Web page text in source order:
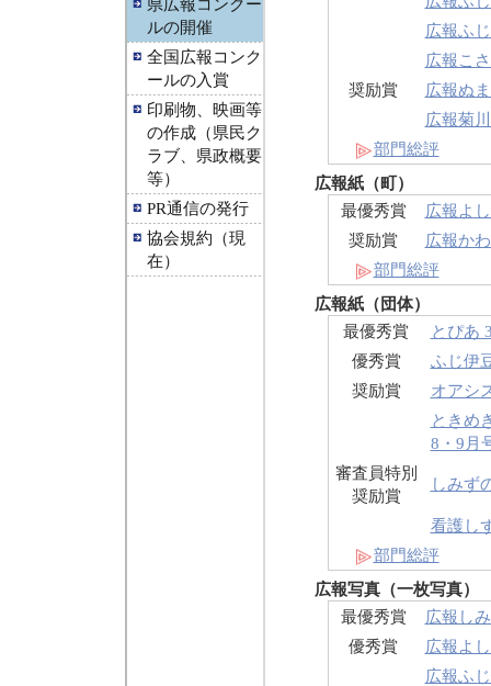
県広報コンクー
ルの開催
全国広報コンク
ールの入賞
印刷物、映画等
の作成（県民ク
ラブ、県政概要
等）
PR通信の発行
協会規約（現
在）
広報ふ
広報こ
奨励賞
広報ぬ
広報菊
部門総評
広報紙（町）
最優秀賞
広報よ
奨励賞
広報か
部門総評
広報紙（団体）
最優秀賞
とぴあ
優秀賞
ふじ伊
奨励賞
オアシ
ときめ
8・9月
審査員特別
奨励賞
しみず
看護し
部門総評
広報写真（一枚写真）
最優秀賞
広報し
優秀賞
広報よ
広報ふ